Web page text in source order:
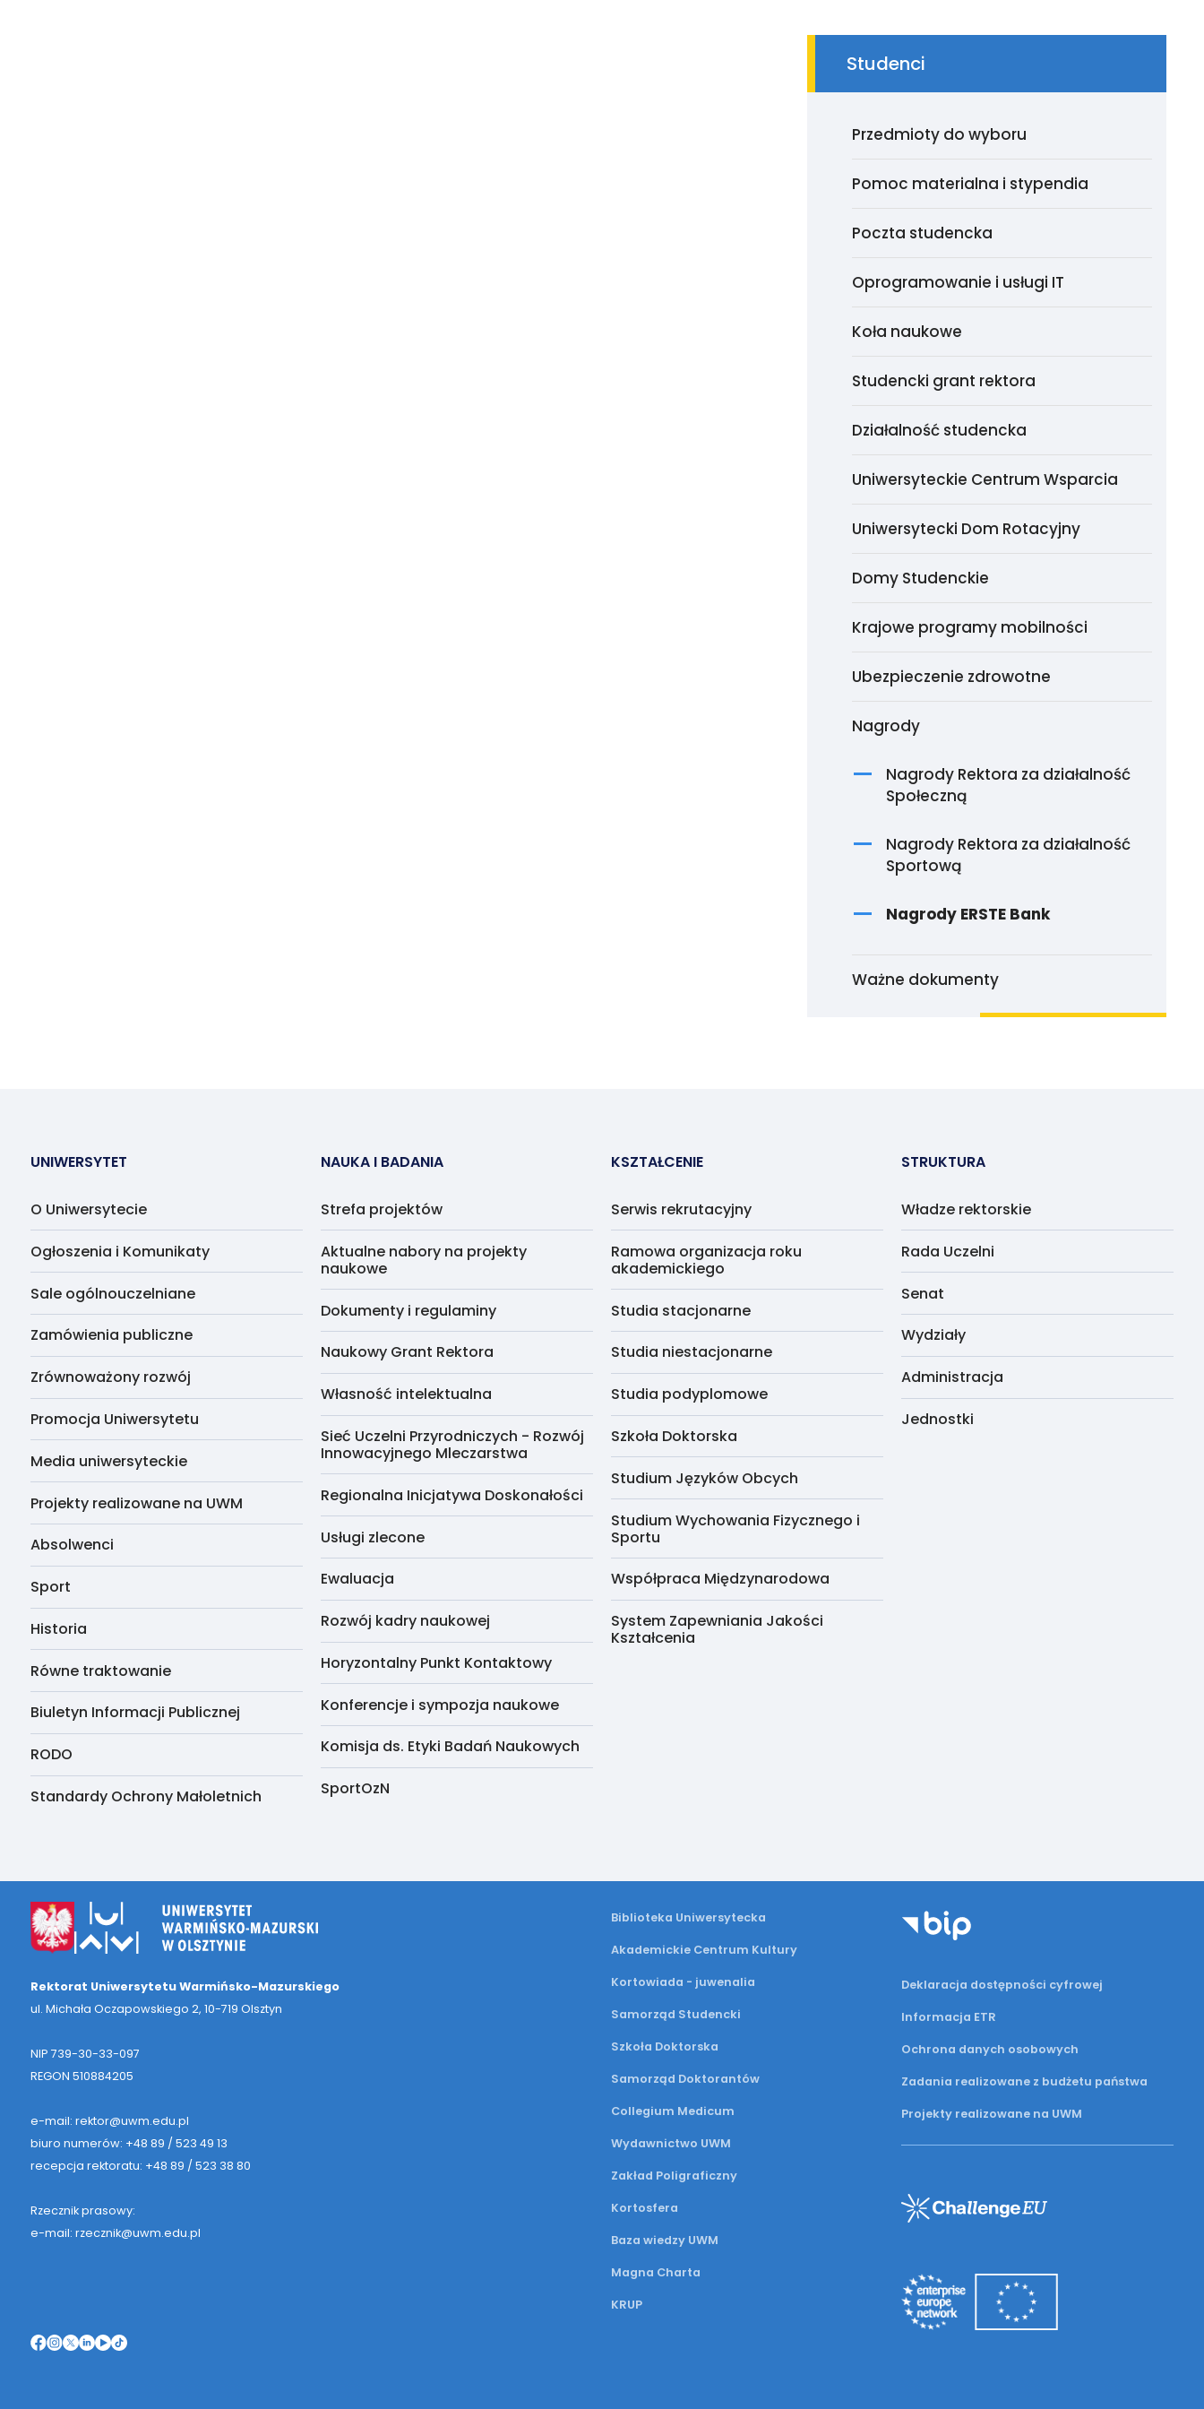
Studenci
Przedmioty do wyboru
Pomoc materialna i stypendia
Poczta studencka
Oprogramowanie i usługi IT
Koła naukowe
Studencki grant rektora
Działalność studencka
Uniwersyteckie Centrum Wsparcia
Uniwersytecki Dom Rotacyjny
Domy Studenckie
Krajowe programy mobilności
Ubezpieczenie zdrowotne
Nagrody
Nagrody Rektora za działalność
Społeczną
Nagrody Rektora za działalność
Sportową
Nagrody ERSTE Bank
Ważne dokumenty
UNIWERSYTET
O Uniwersytecie
Ogłoszenia i Komunikaty
Sale ogólnouczelniane
Zamówienia publiczne
Zrównoważony rozwój
Promocja Uniwersytetu
Media uniwersyteckie
Projekty realizowane na UWM
Absolwenci
Sport
Historia
Równe traktowanie
Biuletyn Informacji Publicznej
RODO
Standardy Ochrony Małoletnich
NAUKA I BADANIA
Strefa projektów
Aktualne nabory na projekty
naukowe
Dokumenty i regulaminy
Naukowy Grant Rektora
Własność intelektualna
Sieć Uczelni Przyrodniczych - Rozwój
Innowacyjnego Mleczarstwa
Regionalna Inicjatywa Doskonałości
Usługi zlecone
Ewaluacja
Rozwój kadry naukowej
Horyzontalny Punkt Kontaktowy
Konferencje i sympozja naukowe
Komisja ds. Etyki Badań Naukowych
SportOzN
KSZTAŁCENIE
Serwis rekrutacyjny
Ramowa organizacja roku
akademickiego
Studia stacjonarne
Studia niestacjonarne
Studia podyplomowe
Szkoła Doktorska
Studium Języków Obcych
Studium Wychowania Fizycznego i
Sportu
Współpraca Międzynarodowa
System Zapewniania Jakości
Kształcenia
STRUKTURA
Władze rektorskie
Rada Uczelni
Senat
Wydziały
Administracja
Jednostki
Rektorat Uniwersytetu Warmińsko-Mazurskiego
ul. Michała Oczapowskiego 2, 10-719 Olsztyn
NIP 739-30-33-097
REGON 510884205
e-mail: rektor@uwm.edu.pl
biuro numerów: +48 89 / 523 49 13
recepcja rektoratu: +48 89 / 523 38 80
Rzecznik prasowy:
e-mail: rzecznik@uwm.edu.pl
Biblioteka Uniwersytecka
Akademickie Centrum Kultury
Kortowiada - juwenalia
Samorząd Studencki
Szkoła Doktorska
Samorząd Doktorantów
Collegium Medicum
Wydawnictwo UWM
Zakład Poligraficzny
Kortosfera
Baza wiedzy UWM
Magna Charta
KRUP
Deklaracja dostępności cyfrowej
Informacja ETR
Ochrona danych osobowych
Zadania realizowane z budżetu państwa
Projekty realizowane na UWM